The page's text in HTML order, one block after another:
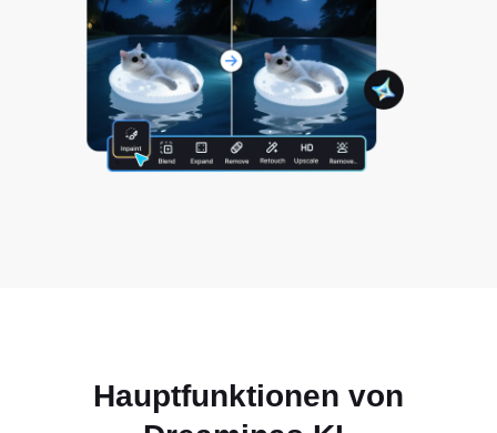
Hauptfunktionen von